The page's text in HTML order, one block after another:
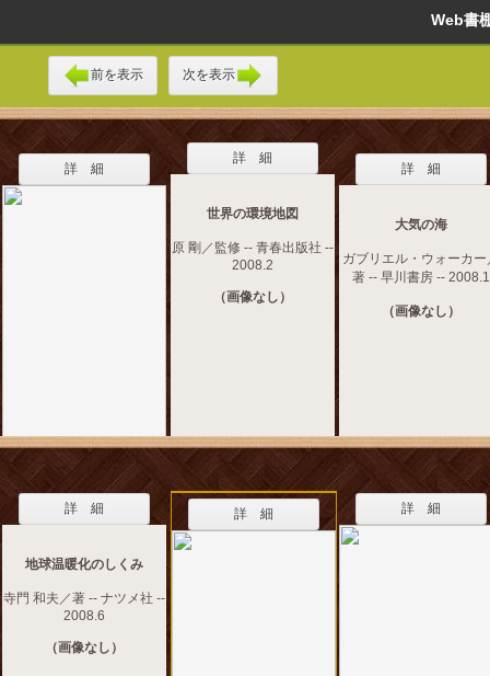
Web
前を表示 次を表示
詳 細
詳 細
世界の環境地図
原 剛／監修 -- 青春出版社 --
2008.2
（画像なし）
詳 細
大気の海
ガブリエル・ウォーカー
著 -- 早川書房 -- 2008.1
（画像なし）
詳 細
地球温暖化のしくみ
寺門 和夫／著 -- ナツメ社 --
2008.6
（画像なし）
詳 細 詳 細